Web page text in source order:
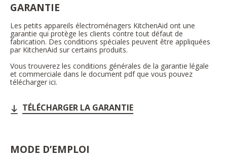
GARANTIE
Les petits appareils électroménagers KitchenAid ont une
garantie qui protège les clients contre tout défaut de
fabrication. Des conditions spéciales peuvent être appliquées
par KitchenAid sur certains produits.
Vous trouverez les conditions générales de la garantie légale
et commerciale dans le document pdf que vous pouvez
télécharger ici.
TÉLÉCHARGER LA GARANTIE
MODE D’EMPLOI